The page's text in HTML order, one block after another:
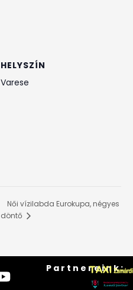
HELYSZÍN
Varese
Női vízilabda Eurokupa, négyes
döntő
Partnereink: